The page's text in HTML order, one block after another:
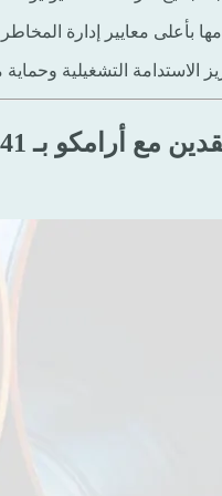
بأعلى معايير إدارة
الاستدامة التشغيلية
أرامكو بـ 241 مليون ريال 🛠️